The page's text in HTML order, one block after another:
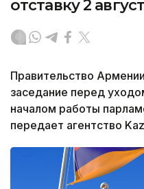
отставку 2
Правительство
заседание перед
началом работы
передает агентство